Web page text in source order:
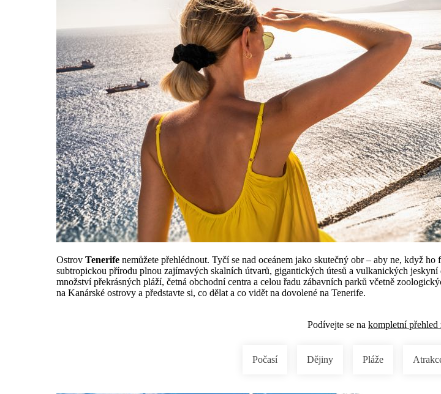
Ostrov Tenerife nemůžete přehlédnout. Tyčí se nad oceánem jako skutečný obr – aby ne, když
subtropickou přírodu plnou zajímavých skalních útvarů, gigantických útesů a vulkanických
množství překrásných pláží, četná obchodní centra a celou řadu zábavních parků včetně
na Kanárské ostrovy a představte si, co dělat a co vidět na dovolené na Tenerife.
Podívejte se na kompletní přehled
Počasí Dějiny Pláže